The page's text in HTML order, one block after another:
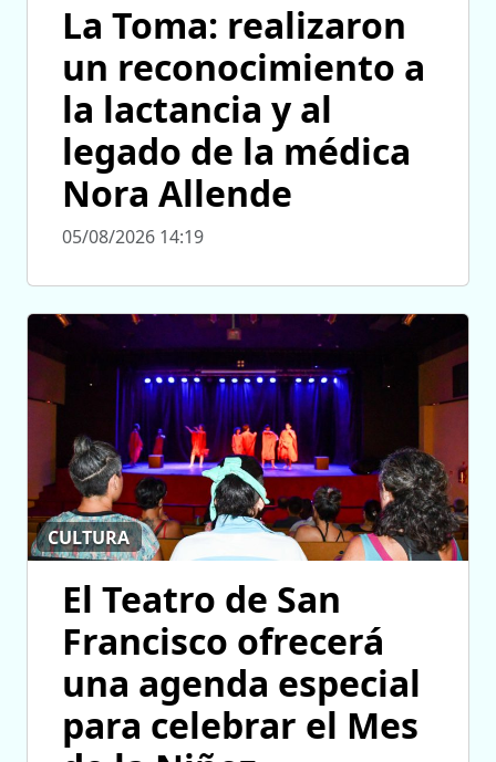
La Toma: realizaron
un reconocimiento a
la lactancia y al
legado de la médica
Nora Allende
05/08/2026 14:19
CULTURA
El Teatro de San
Francisco ofrecerá
una agenda especial
para celebrar el Mes